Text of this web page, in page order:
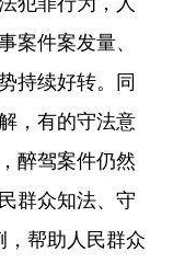
案件案发量、
持续好转。同
，有的守法意
醉驾案件仍然
群众知法、守
，帮助人民群众